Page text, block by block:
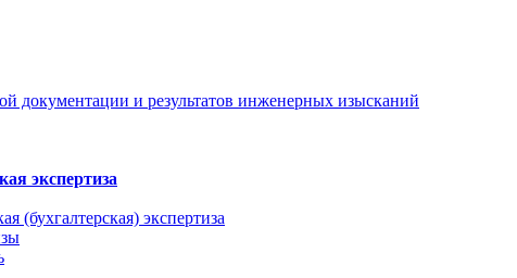
документации и результатов инженерных изысканий
экспертиза
(бухгалтерская) экспертиза